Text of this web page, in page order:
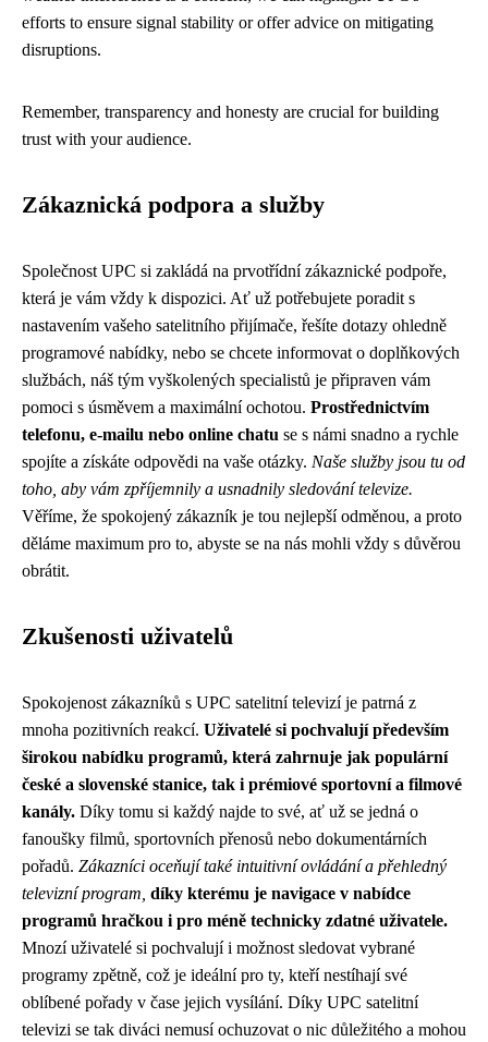
efforts to ensure signal stability or offer advice on mitigating
disruptions.
Remember, transparency and honesty are crucial for building
trust with your audience.
Zákaznická podpora a služby
Společnost UPC si zakládá na prvotřídní zákaznické podpoře,
která je vám vždy k dispozici. Ať už potřebujete poradit s
nastavením vašeho satelitního přijímače, řešíte dotazy ohledně
programové nabídky, nebo se chcete informovat o doplňkových
službách, náš tým vyškolených specialistů je připraven vám
pomoci s úsměvem a maximální ochotou. Prostřednictvím
telefonu, e-mailu nebo online chatu se s námi snadno a rychle
spojíte a získáte odpovědi na vaše otázky. Naše služby jsou tu od
toho, aby vám zpříjemnily a usnadnily sledování televize.
Věříme, že spokojený zákazník je tou nejlepší odměnou, a proto
děláme maximum pro to, abyste se na nás mohli vždy s důvěrou
obrátit.
Zkušenosti uživatelů
Spokojenost zákazníků s UPC satelitní televizí je patrná z
mnoha pozitivních reakcí. Uživatelé si pochvalují především
širokou nabídku programů, která zahrnuje jak populární
české a slovenské stanice, tak i prémiové sportovní a filmové
kanály. Díky tomu si každý najde to své, ať už se jedná o
fanoušky filmů, sportovních přenosů nebo dokumentárních
pořadů. Zákazníci oceňují také intuitivní ovládání a přehledný
televizní program, díky kterému je navigace v nabídce
programů hračkou i pro méně technicky zdatné uživatele.
Mnozí uživatelé si pochvalují i možnost sledovat vybrané
programy zpětně, což je ideální pro ty, kteří nestíhají své
oblíbené pořady v čase jejich vysílání. Díky UPC satelitní
televizi se tak diváci nemusí ochuzovat o nic důležitého a mohou